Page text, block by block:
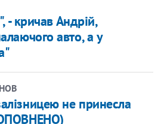
- кричав Андрій,
авто, а у
не принесла